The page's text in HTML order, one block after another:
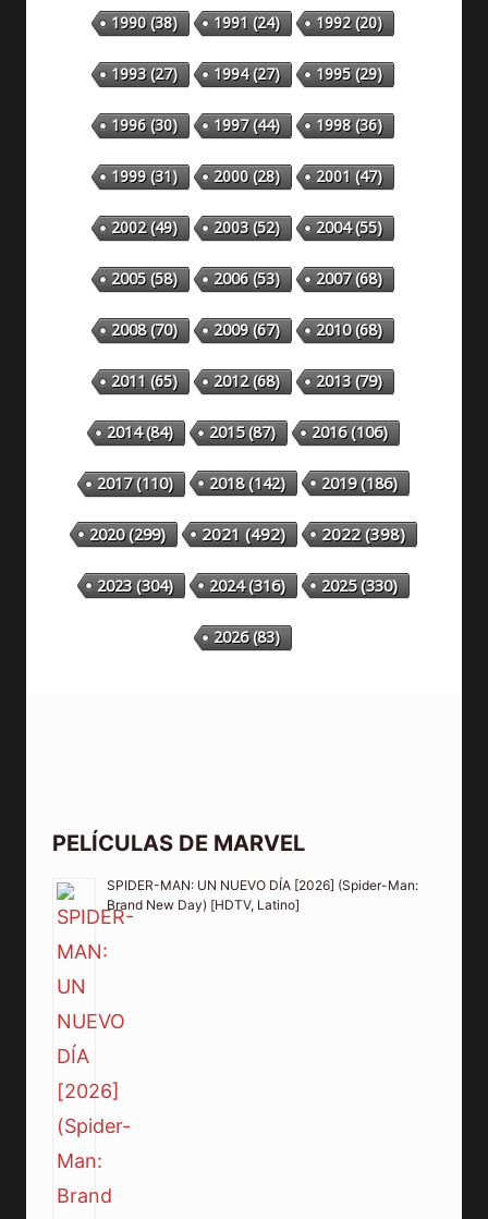
1990(38) 1991 (24) 1992(20)
1993(27) 1994(27) 1995(29)
1996(30) 1997(44) 1998(36)
1999(31) 2000(28) 2001 (47)
2002(49) 2003(52) 2004(55)
2005(58) 2006(53) 2007(68)
2008(70) 2009(67) 2010(68)
2011 (65) 2012(68) 2013(79)
2014(84) 2015(87) 2016(106)
2017(110) 2018(142) 2019(186)
2020(299) 2021(492) 2022(398)
2023(304) 2024(316) 2025(330)
2026(83)
PELÍCULAS DE MARVEL
SPIDER-MAN: UN NUEVO DÍA [2026] (Spider-Man:
Brand New Day) [HDTV, Latino]